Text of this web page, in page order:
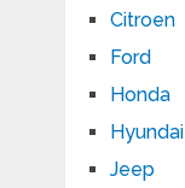
Citroen
Ford
Honda
Hyundai
Jeep